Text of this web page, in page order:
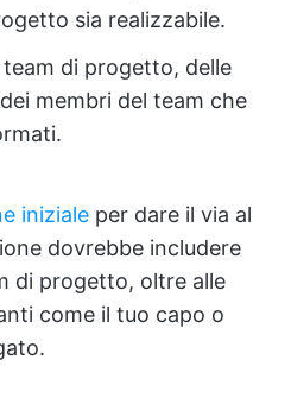
sia realizzabile.
di progetto, delle
membri del team che
iniziale per dare il via al
dovrebbe includere
di progetto, oltre alle
come il tuo capo o